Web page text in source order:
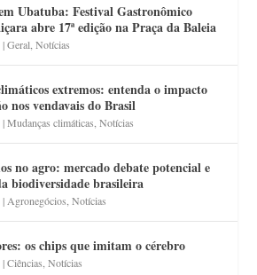
Ubatuba: Festival Gastronômico
abre 17ª edição na Praça da Baleia
|Geral ,Notícias
extremos: entenda o impacto
nos vendavais do Brasil
|Mudanças climáticas ,Notícias
no agro: mercado debate potencial e
biodiversidade brasileira
| Agronegócios ,Notícias
os chips que imitam o cérebro
|Ciências ,Notícias